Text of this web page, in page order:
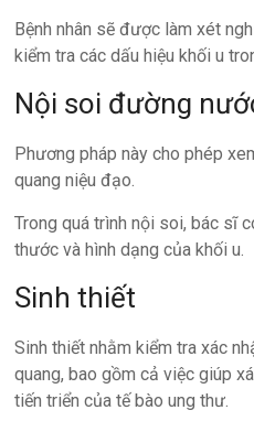
Bệnh nhân sẽ được làm xét
kiểm tra các dấu hiệu khối u
Nội soi đường
Phương pháp này cho phép
quang niệu đạo.
Trong quá trình nội soi, bác sĩ
thước và hình dạng của khối u.
Sinh thiết
Sinh thiết nhằm kiểm tra xác
quang, bao gồm cả việc giúp
tiến triển của tế bào ung thư.